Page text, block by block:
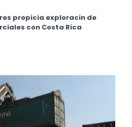
propicia exploracin de
con Costa Rica